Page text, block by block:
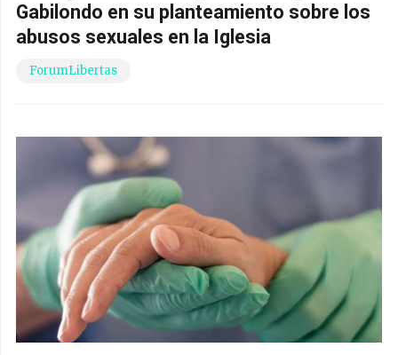
Gabilondo en su planteamiento sobre los
abusos sexuales en la Iglesia
ForumLibertas